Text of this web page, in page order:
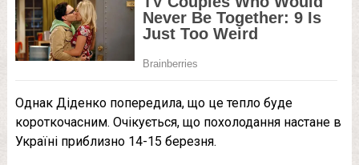
Однак Діденко попередила, що це тепло буде
короткочасним. Очікується, що похолодання настане в
Україні приблизно 14-15 березня.